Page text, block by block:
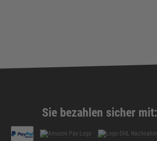
Sie bezahlen sicher mit: